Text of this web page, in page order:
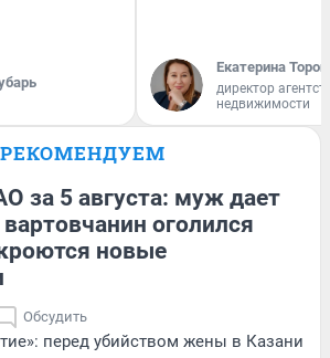
Екатерина
директор
недвижимости
РЕКОМЕНДУЕМ
за 5 августа: муж дает
оголился
новые
Обсудить
перед убийством жены в Казани